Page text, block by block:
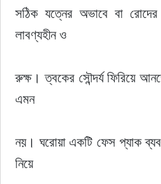
জাতীয়
সময়ের প্রলাপ
সঠিক যত্নের অভাবে বা
লাবণ্যহীন ও
রুক্ষ। ত্বকের সৌন্দর্য ফিরিয়ে
এমন
নয়। ঘরোয়া একটি ফেস প্যাক
নিয়ে